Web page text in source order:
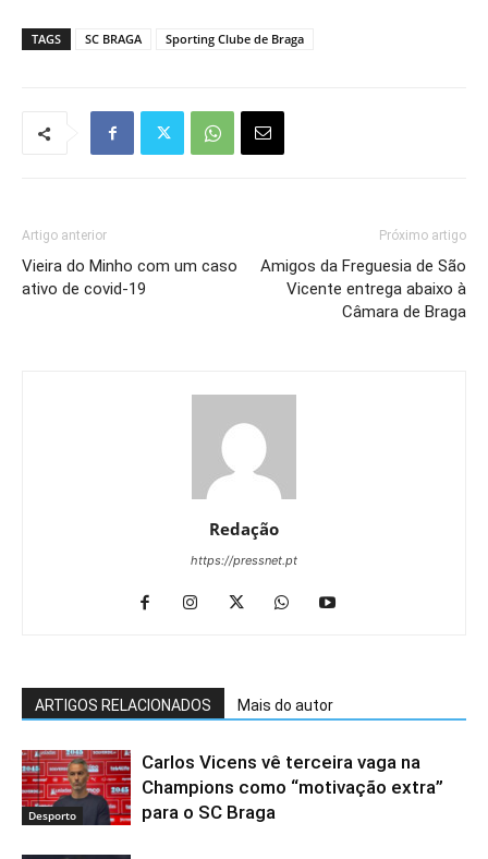
TAGS SC BRAGA Sporting Clube de Braga
Artigo anterior
Vieira do Minho com um caso
ativo de covid-19
Próximo artigo
Amigos da Freguesia de São
Vicente entrega abaixo à
Câmara de Braga
Redação
https://pressnet.pt
ARTIGOS RELACIONADOS Mais do autor
Desporto
Carlos Vicens vê terceira vaga na
Champions como “motivação extra”
para o SC Braga